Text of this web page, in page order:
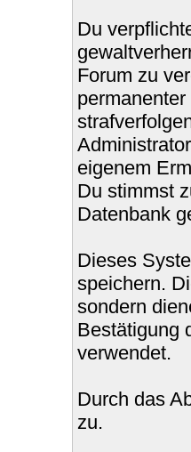
Du
Forum zu
eigenem
Du stimmst
Datenbank
Dieses
speichern.
sondern
Bestätigung
verwendet.
Durch das
zu.